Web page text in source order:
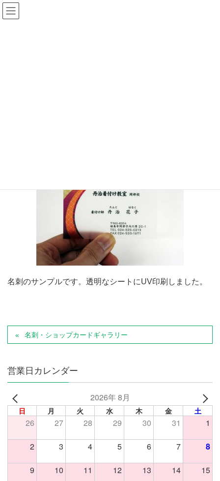
名刺のサンプルです。透明なシートにUV印刷しました。
名刺・ショップカードギャラリー
営業日カレンダー
2026年 8月
日 月 火 水 木 金 土
26 27 28 29 30 31 1
2 3 4 5 6 7 8
9 10 11 12 13 14 15